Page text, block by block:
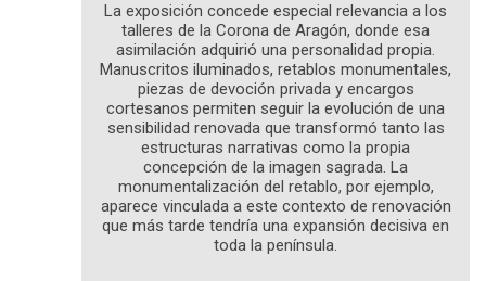
La exposición concede especial relevancia a los
talleres de la Corona de Aragón, donde esa
asimilación adquirió una personalidad propia.
Manuscritos iluminados, retablos monumentales,
piezas de devoción privada y encargos
cortesanos permiten seguir la evolución de una
sensibilidad renovada que transformó tanto las
estructuras narrativas como la propia
concepción de la imagen sagrada. La
monumentalización del retablo, por ejemplo,
aparece vinculada a este contexto de renovación
que más tarde tendría una expansión decisiva en
toda la península.